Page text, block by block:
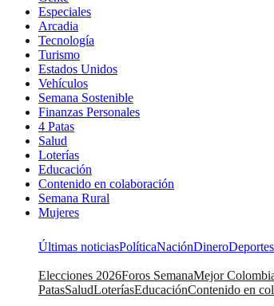
Especiales
Arcadia
Tecnología
Turismo
Estados Unidos
Vehículos
Semana Sostenible
Finanzas Personales
4 Patas
Salud
Loterías
Educación
Contenido en colaboración
Semana Rural
Mujeres
Últimas noticiasPolíticaNaciónDineroDeportes
Elecciones 2026Foros SemanaMejor
PatasSaludLoteríasEducaciónContenido en